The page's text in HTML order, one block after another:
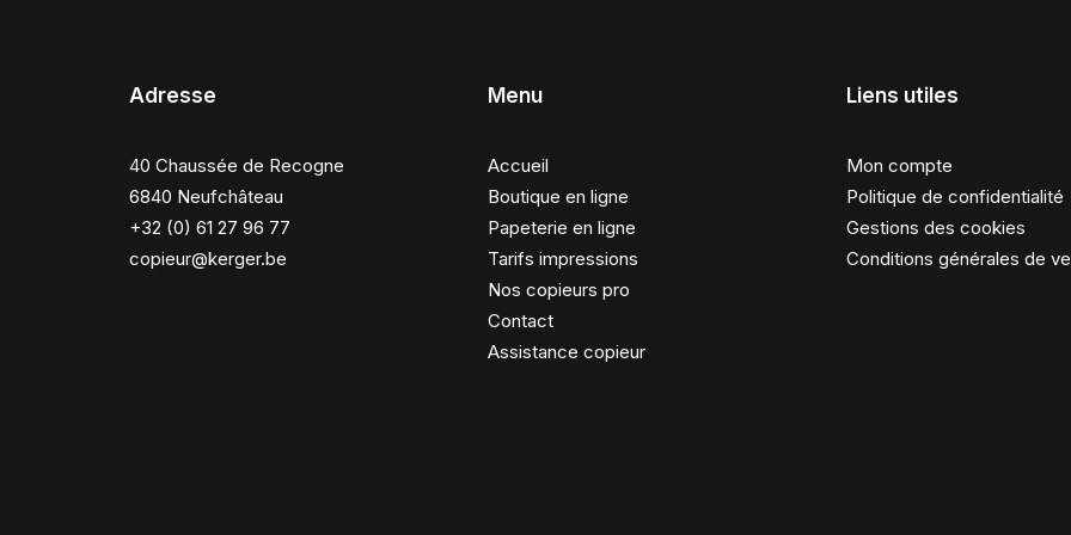
Adresse
40 Chaussée de Recogne
6840 Neufchâteau
+32 (0) 61 27 96 77
copieur@kerger.be
Menu
Accueil
Boutique en ligne
Papeterie en ligne
Tarifs impressions
Nos copieurs pro
Contact
Assistance copieur
Liens utiles
Mon compte
Politique de confidentialité
Gestions des cookies
Conditions générales de